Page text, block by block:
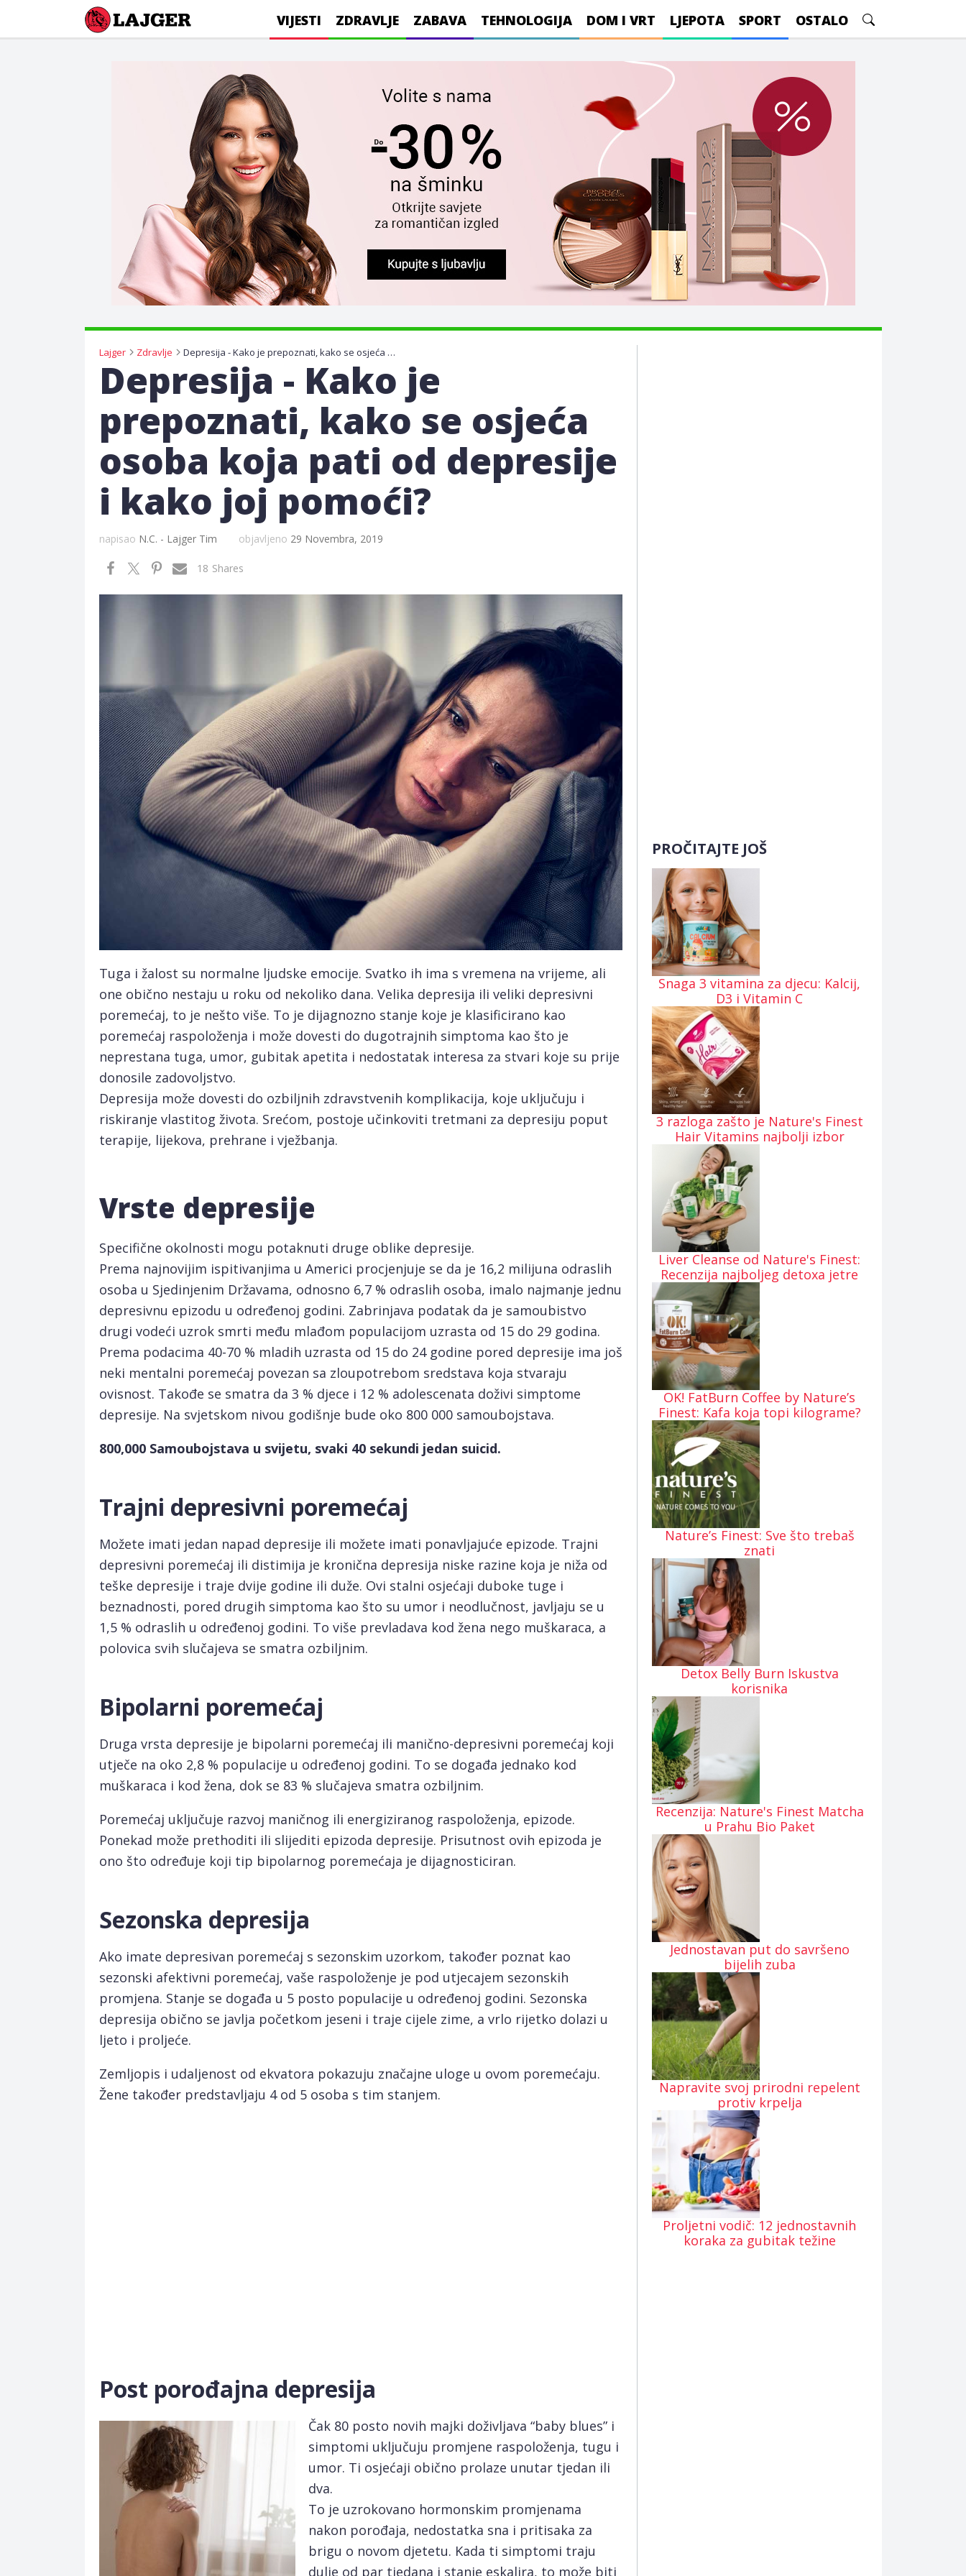
Lajger VIJESTI ZDRAVLJE ZABAVA TEHNOLOGIJA DOM I VRT LJEPOTA SPORT OSTALO
Lajger Zdravlje Depresija - Kako je prepoznati, kako se osjeća osoba koja pati od depresije i kako joj pomoći?
Depresija - Kako je
prepoznati, kako se osjeća
osoba koja pati od depresije
i kako joj pomoći?
napisao N.C. - Lajger Tim objavljeno 29 Novembra, 2019
Shares
18
Tuga i žalost su normalne ljudske emocije. Svatko ih ima s vremena na vrijeme, ali
one obično nestaju u roku od nekoliko dana. Velika depresija ili veliki depresivni
poremećaj, to je nešto više. To je dijagnozno stanje koje je klasificirano kao
poremećaj raspoloženja i može dovesti do dugotrajnih simptoma kao što je
neprestana tuga, umor, gubitak apetita i nedostatak interesa za stvari koje su prije
donosile zadovoljstvo.
Depresija može dovesti do ozbiljnih zdravstvenih komplikacija, koje uključuju i
riskiranje vlastitog života. Srećom, postoje učinkoviti tretmani za depresiju poput
terapije, lijekova, prehrane i vježbanja.
Vrste depresije
Specifične okolnosti mogu potaknuti druge oblike depresije.
Prema najnovijim ispitivanjima u Americi procjenjuje se da je 16,2 milijuna odraslih
osoba u Sjedinjenim Državama, odnosno 6,7 % odraslih osoba, imalo najmanje jednu
depresivnu epizodu u određenoj godini. Zabrinjava podatak da je samoubistvo
drugi vodeći uzrok smrti među mlađom populacijom uzrasta od 15 do 29 godina.
Prema podacima 40-70 % mladih uzrasta od 15 do 24 godine pored depresije ima još
neki mentalni poremećaj povezan sa zloupotrebom sredstava koja stvaraju
ovisnost. Takođe se smatra da 3 % djece i 12 % adolescenata doživi simptome
depresije. Na svjetskom nivou godišnje bude oko 800 000 samoubojstava.
800,000 Samoubojstava u svijetu, svaki 40 sekundi jedan suicid.
Trajni depresivni poremećaj
Možete imati jedan napad depresije ili možete imati ponavljajuće epizode. Trajni
depresivni poremećaj ili distimija je kronična depresija niske razine koja je niža od
teške depresije i traje dvije godine ili duže. Ovi stalni osjećaji duboke tuge i
beznadnosti, pored drugih simptoma kao što su umor i neodlučnost, javljaju se u
1,5 % odraslih u određenoj godini. To više prevladava kod žena nego muškaraca, a
polovica svih slučajeva se smatra ozbiljnim.
Bipolarni poremećaj
Druga vrsta depresije je bipolarni poremećaj ili manično-depresivni poremećaj koji
utječe na oko 2,8 % populacije u određenoj godini. To se događa jednako kod
muškaraca i kod žena, dok se 83 % slučajeva smatra ozbiljnim.
Poremećaj uključuje razvoj maničnog ili energiziranog raspoloženja, epizode.
Ponekad može prethoditi ili slijediti epizoda depresije. Prisutnost ovih epizoda je
ono što određuje koji tip bipolarnog poremećaja je dijagnosticiran.
Sezonska depresija
Ako imate depresivan poremećaj s sezonskim uzorkom, također poznat kao
sezonski afektivni poremećaj, vaše raspoloženje je pod utjecajem sezonskih
promjena. Stanje se događa u 5 posto populacije u određenoj godini. Sezonska
depresija obično se javlja početkom jeseni i traje cijele zime, a vrlo rijetko dolazi u
ljeto i proljeće.
Zemljopis i udaljenost od ekvatora pokazuju značajne uloge u ovom poremećaju.
Žene također predstavljaju 4 od 5 osoba s tim stanjem.
Post porođajna depresija
Čak 80 posto novih majki doživljava “baby blues” i
simptomi uključuju promjene raspoloženja, tugu i
umor. Ti osjećaji obično prolaze unutar tjedan ili
dva.
To je uzrokovano hormonskim promjenama
nakon porođaja, nedostatka sna i pritisaka za
brigu o novom djetetu. Kada ti simptomi traju
dulje od par tjedana i stanje eskalira, to može biti
PROČITAJTE JOŠ
Snaga 3 vitamina za djecu: Kalcij,
D3 i Vitamin C
3 razloga zašto je Nature's Finest
Hair Vitamins najbolji izbor
Liver Cleanse od Nature's Finest:
Recenzija najboljeg detoxa jetre
OK! FatBurn Coffee by Nature’s
Finest: Kafa koja topi kilograme?
Nature’s Finest: Sve što trebaš
znati
Detox Belly Burn Iskustva
korisnika
Recenzija: Nature's Finest Matcha
u Prahu Bio Paket
Jednostavan put do savršeno
bijelih zuba
Napravite svoj prirodni repelent
protiv krpelja
Proljetni vodič: 12 jednostavnih
koraka za gubitak težine